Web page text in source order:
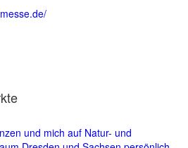
und mich auf Natur- und